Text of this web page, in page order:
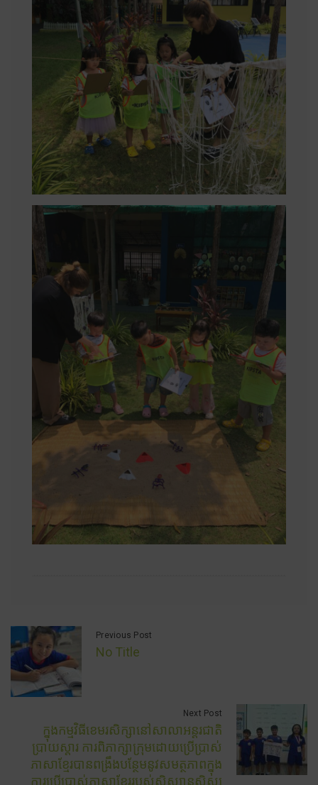
Previous Post
No Title
Next Post
ក្នុងកម្មវិធីខេមរសិក្សានៅសាលាអន្តរជាតិ
ប្រាយស្តារ ការពិភាក្សាក្រុមដោយប្រើប្រាស់
ភាសាខ្មែរបានពង្រឹងបន្ថែមនូវសមត្ថភាពក្នុង
ការប្រើប្រាស់ភាសាខ្មែររបស់សិស្សានុសិស្ស